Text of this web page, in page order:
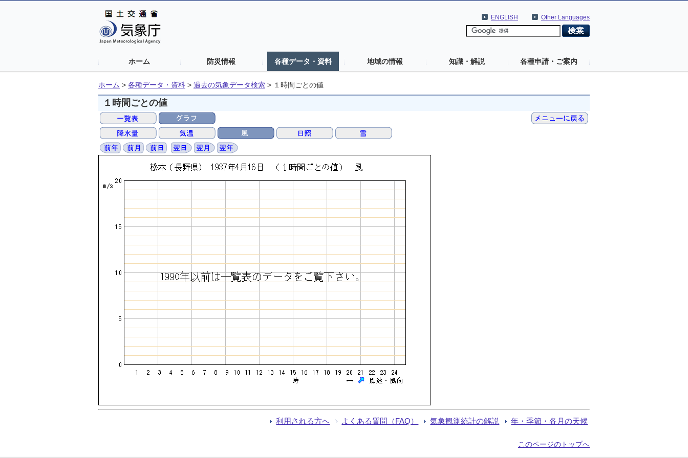
Other Languages
ENGLISH
ホーム 防災情報 各種データ・資料 地域の情報 知識・解説 各種申請・ご案内
ホーム > 各種データ・資料 > 過去の気象データ検索 > １時間ごとの値
１時間ごとの値
利用される方へ よくある質問（FAQ） 気象観測統計の解説 年・季節・各月の天候
このページのトップへ